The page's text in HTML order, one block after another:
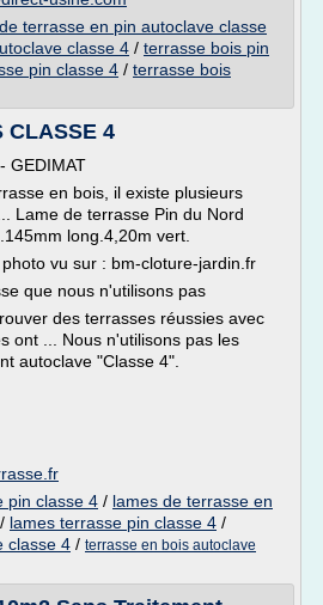
terrasse en pin autoclave classe
classe 4 / terrasse bois pin
pin classe 4 / terrasse bois
CLASSE 4
GEDIMAT
en bois, il existe plusieurs
Lame de terrasse Pin du Nord
long.4,20m vert.
vu sur : bm-cloture-jardin.fr
que nous n'utilisons pas
des terrasses réussies avec
ont ... Nous n'utilisons pas les
autoclave "Classe 4".
pin classe 4 / lames de terrasse en
/ lames terrasse pin classe 4 /
classe 4 / terrasse en bois autoclave